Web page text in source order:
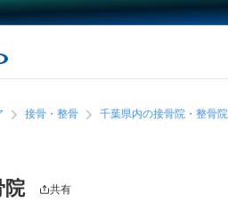
接骨・整骨 千葉県内の接骨院・整骨院
院 共有